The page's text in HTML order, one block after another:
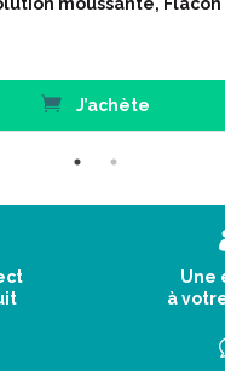
J’achète
Une
à